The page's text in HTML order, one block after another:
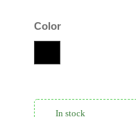
Color
In stock